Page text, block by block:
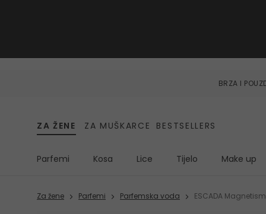
BRZA I
ZA ŽENE ZA MUŠKARCE BESTSELLERS
Parfemi Kosa Lice Tijelo Make up
Za žene Parfemi Parfemska voda ESCADA Magnetism